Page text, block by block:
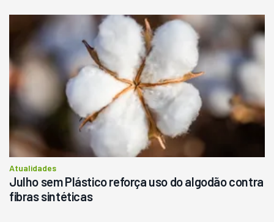
Atualidades
Julho sem Plástico reforça uso do algodão contra
fibras sintéticas